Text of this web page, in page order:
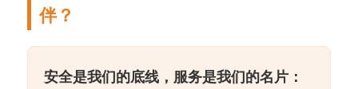
伴？
安全是我们的底线，服务是我们的名片：